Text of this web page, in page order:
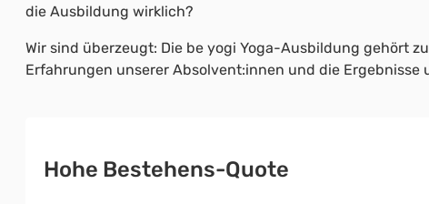
die Ausbildung wirklich?
Wir sind überzeugt: Die be yogi Yoga-Ausbildung gehört
Erfahrungen unserer Absolvent:innen und die
Hohe Bestehens-Quote